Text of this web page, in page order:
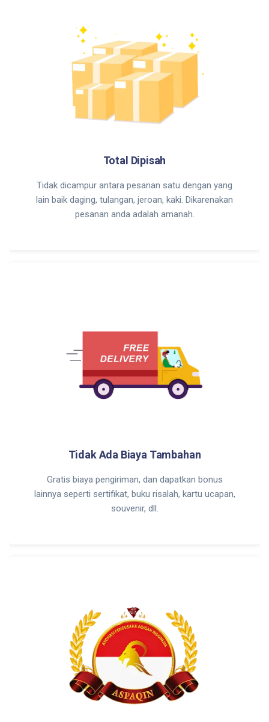
Total Dipisah
Tidak dicampur antara pesanan satu dengan yang
lain baik daging, tulangan, jeroan, kaki. Dikarenakan
pesanan anda adalah amanah.
Tidak Ada Biaya Tambahan
Gratis biaya pengiriman, dan dapatkan bonus
lainnya seperti sertifikat, buku risalah, kartu ucapan,
souvenir, dll.